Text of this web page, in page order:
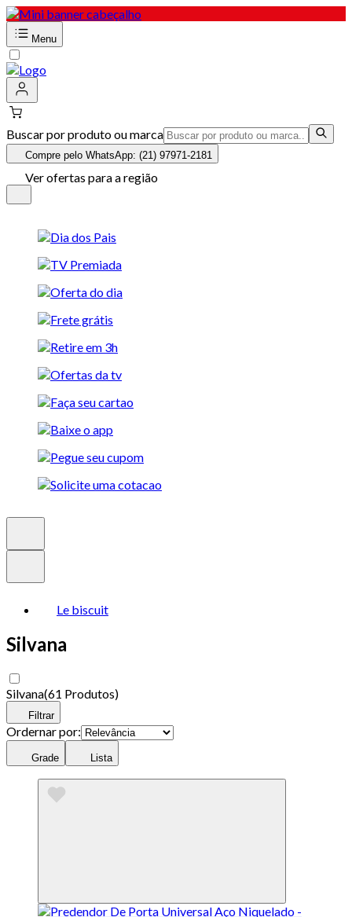
Menu
Buscar por produto ou marca
Compre pelo WhatsApp: (21) 97971-2181
Ver ofertas para a região
Le biscuit
Silvana
Silvana(61 Produtos)
Filtrar
Ordernar por:
Grade Lista